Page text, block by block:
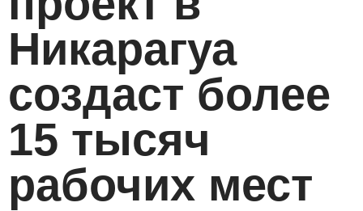
Никарагуа
создаст более
15 тысяч
рабочих мест